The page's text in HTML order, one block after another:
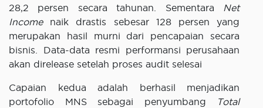
28,2 persen secara tahunan. Sementara
Net
Income naik drastis sebesar 128 persen yang
merupakan hasil murni dari pencapaian secara
bisnis. Data-data resmi performansi perusahaan
akan direlease setelah proses audit selesai
Capaian kedua adalah berhasil menjadikan
portofolio MNS sebagai penyumbang
Total